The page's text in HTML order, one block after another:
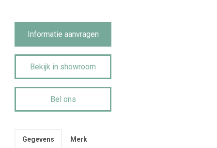
eikenblad
aantal
Informatie aanvragen
Bekijk in showroom
Bel ons
Gegevens Merk